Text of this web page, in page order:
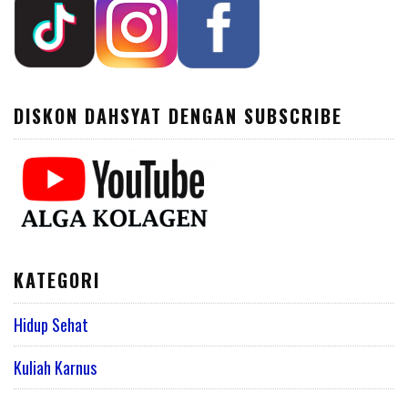
DISKON DAHSYAT DENGAN SUBSCRIBE
KATEGORI
Hidup Sehat
Kuliah Karnus